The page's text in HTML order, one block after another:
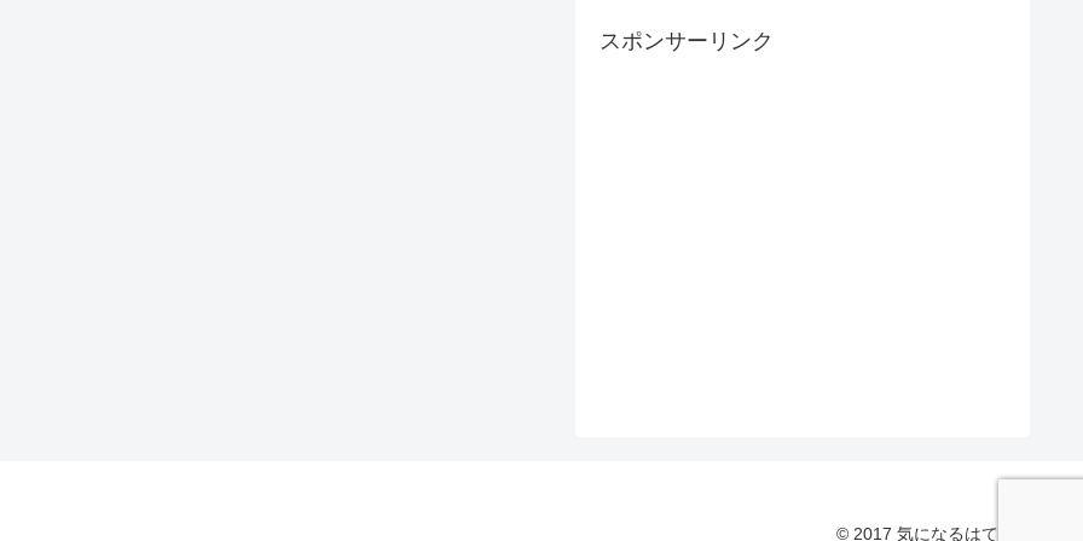
スポンサーリンク
© 2017 気になるはてな.